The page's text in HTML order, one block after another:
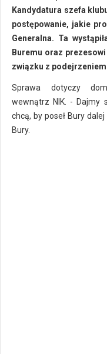
Kandydatura szefa
postępowanie, jakie
Generalna. Ta
Buremu oraz
związku z
Sprawa dotyczy
wewnątrz NIK. - Dajmy
chcą, by poseł Bury
Bury.